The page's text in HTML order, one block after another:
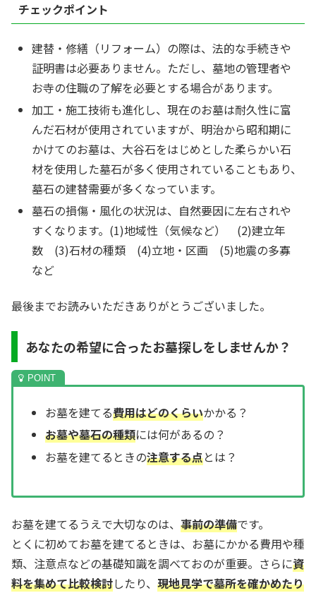
チェックポイント
建替・修繕（リフォーム）の際は、法的な手続きや
証明書は必要ありません。ただし、墓地の管理者や
お寺の住職の了解を必要とする場合があります。
加工・施工技術も進化し、現在のお墓は耐久性に富
んだ石材が使用されていますが、明治から昭和期に
かけてのお墓は、大谷石をはじめとした柔らかい石
材を使用した墓石が多く使用されていることもあり、
墓石の建替需要が多くなっています。
墓石の損傷・風化の状況は、自然要因に左右されや
すくなります。(1)地域性（気候など） (2)建立年
数 (3)石材の種類 (4)立地・区画 (5)地震の多寡
など
最後までお読みいただきありがとうございました。
あなたの希望に合ったお墓探しをしませんか？
お墓を建てる費用はどのくらいかかる？
お墓や墓石の種類には何があるの？
お墓を建てるときの注意する点とは？
お墓を建てるうえで大切なのは、 事前の準備です。
とくに初めてお墓を建てるときは、お墓にかかる費用や種
類、注意点などの基礎知識を調べておのが重要。さらに資
料を集めて比較検討したり、 現地見学で墓所を確かめたり